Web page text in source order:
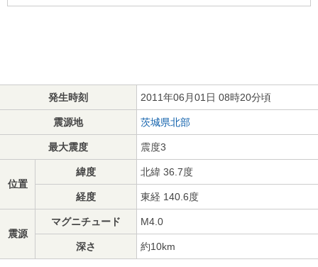
発生時刻 2011年06月01日 08時20分頃
震源地 茨城県北部
最大震度 震度3
位置
緯度 北緯 36.7度
経度 東経 140.6度
震源
マグニチュード M4.0
深さ 約10km